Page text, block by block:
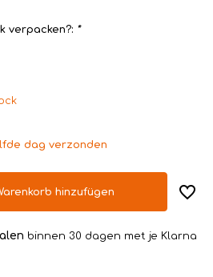
verpacken?: *
dag verzonden
hinzufügen
binnen 30 dagen met je Klarna